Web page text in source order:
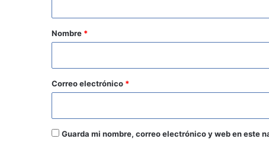
r
o
*
Nombre *
Correo electrónico *
Guarda mi nombre, correo electrónico y web en este